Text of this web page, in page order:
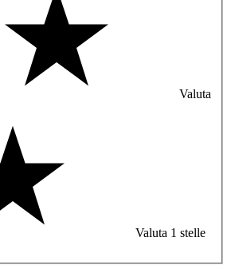
Valuta
Valuta 1 stelle